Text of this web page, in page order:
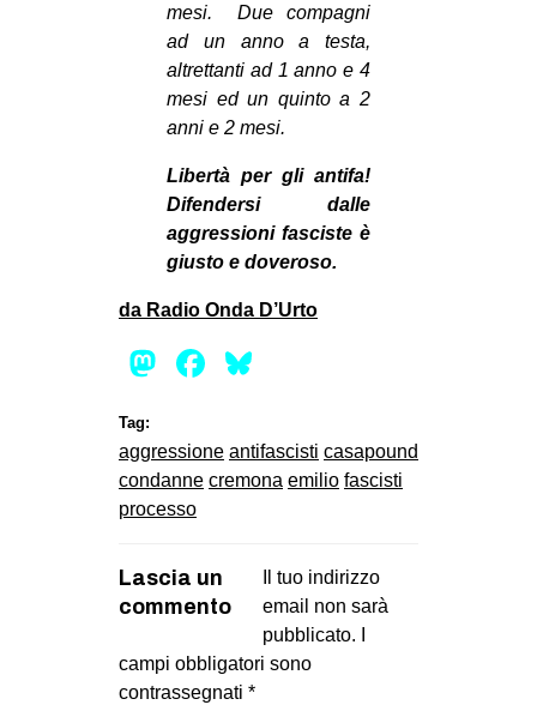
mesi. Due compagni
ad un anno a testa,
altrettanti ad 1 anno e 4
mesi ed un quinto a 2
anni e 2 mesi.
Libertà per gli antifa!
Difendersi dalle
aggressioni fasciste è
giusto e doveroso.
da Radio Onda D’Urto
Mastodon
Facebook
Tag:
aggressione antifascisti casapound
condanne cremona emilio fascisti
processo
Lascia un
commento
Il tuo indirizzo
email non sarà
pubblicato.
campi obbligatori sono
contrassegnati *